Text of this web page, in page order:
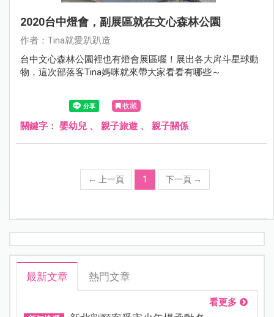
2020台中燈會，副展區就在文心森林公園
作者：Tina就愛趴趴造
台中文心森林公園裡也有燈會展區喔！展出各大戽斗星球動
物，這次部落客Tina媽咪就來帶大家看看有哪些～
收藏
關鍵字： 嬰幼兒 、 親子旅遊 、 親子關係
← 上一頁 1 下一頁 →
最新文章 熱門文章
看更多